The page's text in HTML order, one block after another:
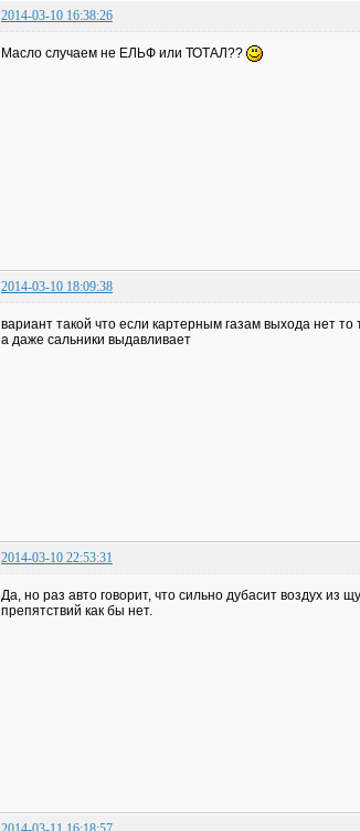
2014-03-10 16:38:26
Масло случаем не ЕЛЬФ или ТОТАЛ??
2014-03-10 18:09:38
вариант такой что если картерным газам выхода нет
а даже сальники выдавливает
2014-03-10 22:53:31
Да, но раз авто говорит, что сильно дубасит воздух
препятствий как бы нет.